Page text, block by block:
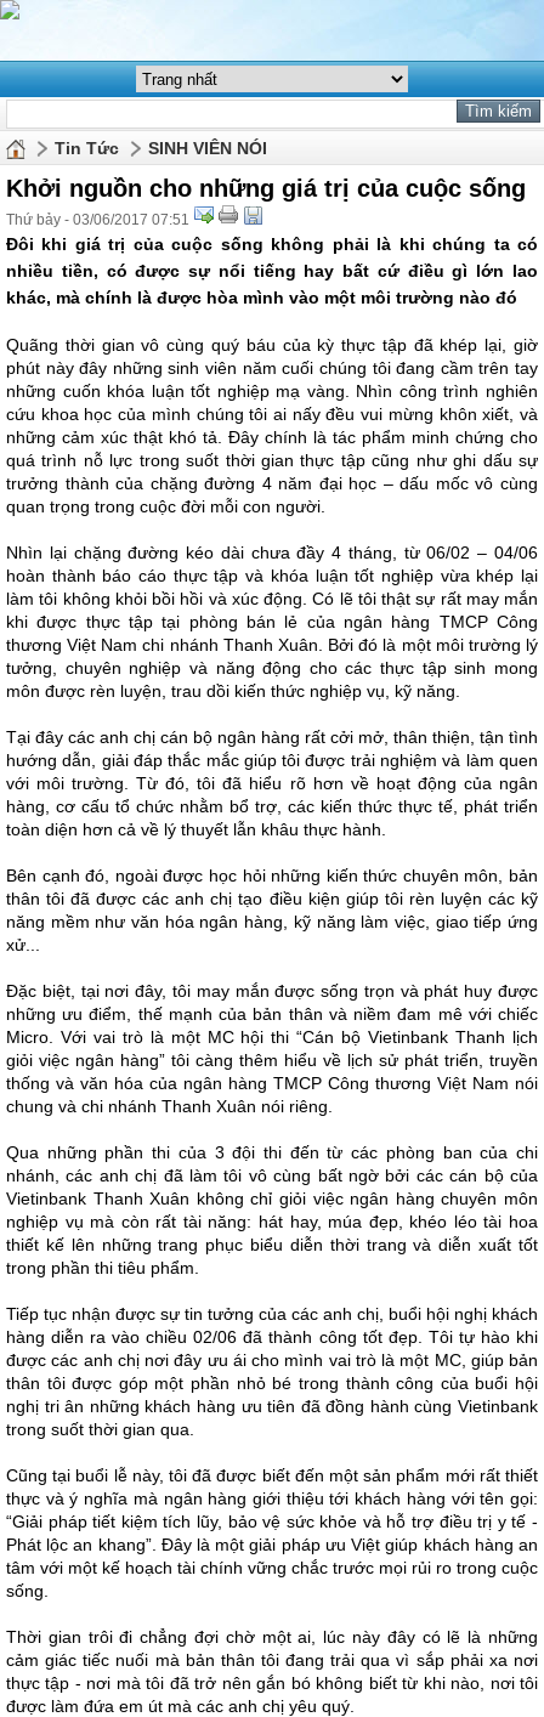
Tin Tức SINH VIÊN NÓI
Khởi nguồn cho những giá trị của cuộc sống
Thứ bảy - 03/06/2017 07:51
Đôi khi giá trị của cuộc sống không phải là khi chúng ta có
nhiều tiền, có được sự nổi tiếng hay bất cứ điều gì lớn lao
khác, mà chính là được hòa mình vào một môi trường nào đó
Quãng thời gian vô cùng quý báu của kỳ thực tập đã khép lại, giờ
phút này đây những sinh viên năm cuối chúng tôi đang cầm trên tay
những cuốn khóa luận tốt nghiệp mạ vàng. Nhìn công trình nghiên
cứu khoa học của mình chúng tôi ai nấy đều vui mừng khôn xiết, và
những cảm xúc thật khó tả. Đây chính là tác phẩm minh chứng cho
quá trình nỗ lực trong suốt thời gian thực tập cũng như ghi dấu sự
trưởng thành của chặng đường 4 năm đại học – dấu mốc vô cùng
quan trọng trong cuộc đời mỗi con người.
Nhìn lại chặng đường kéo dài chưa đầy 4 tháng, từ 06/02 – 04/06
hoàn thành báo cáo thực tập và khóa luận tốt nghiệp vừa khép lại
làm tôi không khỏi bồi hồi và xúc động. Có lẽ tôi thật sự rất may mắn
khi được thực tập tại phòng bán lẻ của ngân hàng TMCP Công
thương Việt Nam chi nhánh Thanh Xuân. Bởi đó là một môi trường lý
tưởng, chuyên nghiệp và năng động cho các thực tập sinh mong
môn được rèn luyện, trau dồi kiến thức nghiệp vụ, kỹ năng.
Tại đây các anh chị cán bộ ngân hàng rất cởi mở, thân thiện, tận tình
hướng dẫn, giải đáp thắc mắc giúp tôi được trải nghiệm và làm quen
với môi trường. Từ đó, tôi đã hiểu rõ hơn về hoạt động của ngân
hàng, cơ cấu tổ chức nhằm bổ trợ, các kiến thức thực tế, phát triển
toàn diện hơn cả về lý thuyết lẫn khâu thực hành.
Bên cạnh đó, ngoài được học hỏi những kiến thức chuyên môn, bản
thân tôi đã được các anh chị tạo điều kiện giúp tôi rèn luyện các kỹ
năng mềm như văn hóa ngân hàng, kỹ năng làm việc, giao tiếp ứng
xử...
Đặc biệt, tại nơi đây, tôi may mắn được sống trọn và phát huy được
những ưu điểm, thế mạnh của bản thân và niềm đam mê với chiếc
Micro. Với vai trò là một MC hội thi “Cán bộ Vietinbank Thanh lịch
giỏi việc ngân hàng” tôi càng thêm hiểu về lịch sử phát triển, truyền
thống và văn hóa của ngân hàng TMCP Công thương Việt Nam nói
chung và chi nhánh Thanh Xuân nói riêng.
Qua những phần thi của 3 đội thi đến từ các phòng ban của chi
nhánh, các anh chị đã làm tôi vô cùng bất ngờ bởi các cán bộ của
Vietinbank Thanh Xuân không chỉ giỏi việc ngân hàng chuyên môn
nghiệp vụ mà còn rất tài năng: hát hay, múa đẹp, khéo léo tài hoa
thiết kế lên những trang phục biểu diễn thời trang và diễn xuất tốt
trong phần thi tiêu phẩm.
Tiếp tục nhận được sự tin tưởng của các anh chị, buổi hội nghị khách
hàng diễn ra vào chiều 02/06 đã thành công tốt đẹp. Tôi tự hào khi
được các anh chị nơi đây ưu ái cho mình vai trò là một MC, giúp bản
thân tôi được góp một phần nhỏ bé trong thành công của buổi hội
nghị tri ân những khách hàng ưu tiên đã đồng hành cùng Vietinbank
trong suốt thời gian qua.
Cũng tại buổi lễ này, tôi đã được biết đến một sản phẩm mới rất thiết
thực và ý nghĩa mà ngân hàng giới thiệu tới khách hàng với tên gọi:
“Giải pháp tiết kiệm tích lũy, bảo vệ sức khỏe và hỗ trợ điều trị y tế -
Phát lộc an khang”. Đây là một giải pháp ưu Việt giúp khách hàng an
tâm với một kế hoạch tài chính vững chắc trước mọi rủi ro trong cuộc
sống.
Thời gian trôi đi chẳng đợi chờ một ai, lúc này đây có lẽ là những
cảm giác tiếc nuối mà bản thân tôi đang trải qua vì sắp phải xa nơi
thực tập - nơi mà tôi đã trở nên gắn bó không biết từ khi nào, nơi tôi
được làm đứa em út mà các anh chị yêu quý.